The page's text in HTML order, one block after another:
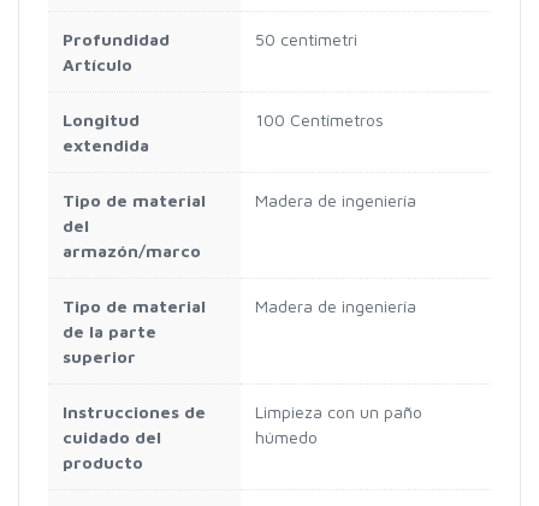
Profundidad
Artículo
50 centimetri
Longitud
extendida
100 Centímetros
Tipo de material
del
armazón/marco
Madera de ingeniería
Tipo de material
de la parte
superior
Madera de ingeniería
Instrucciones de
cuidado del
producto
Limpieza con un paño
húmedo